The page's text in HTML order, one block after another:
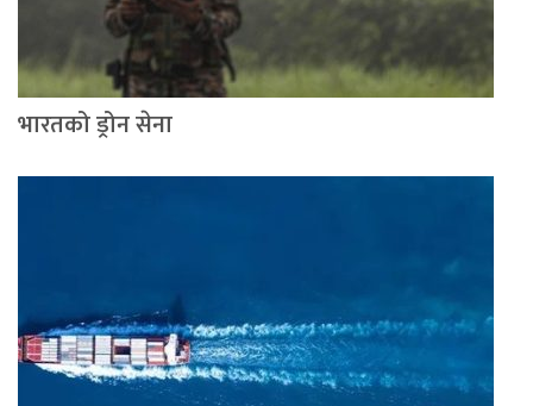
भारतको ड्रोन सेना